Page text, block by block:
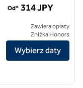
Zhongshan South
Od* 314 JPY
Zawiera opłaty
Zniżka Honors
Wybierz daty